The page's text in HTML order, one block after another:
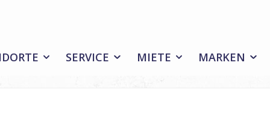
SERVICE MIETE MARKEN